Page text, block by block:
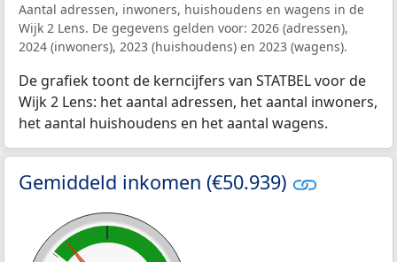
Aantal adressen, inwoners, huishoudens en wagens in de
Wijk 2 Lens. De gegevens gelden voor: 2026 (adressen),
2024 (inwoners), 2023 (huishoudens) en 2023 (wagens).
De grafiek toont de kerncijfers van STATBEL voor de
Wijk 2 Lens: het aantal adressen, het aantal inwoners,
het aantal huishoudens en het aantal wagens.
Gemiddeld inkomen (€50.939)